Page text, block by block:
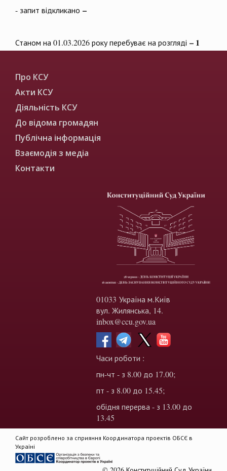
- запит відкликано –
Станом на 01.03.2026 року перебуває на розгляді – 1
Про КСУ
Акти КСУ
Діяльність КСУ
До відома громадян
Публічна інформація
Взаємодія з медіа
Контакти
01033 Україна м.Київ
вул. Жилянська, 14.
inbox@ccu.gov.ua
Часи роботи :
пн-чт - з 8.00 до 17.00;
пт - з 8.00 до 15.45;
обідня перерва - з 13.00 до
13.45
Сайт розроблено за сприяння Координатора проектів ОБСЄ в
Україні